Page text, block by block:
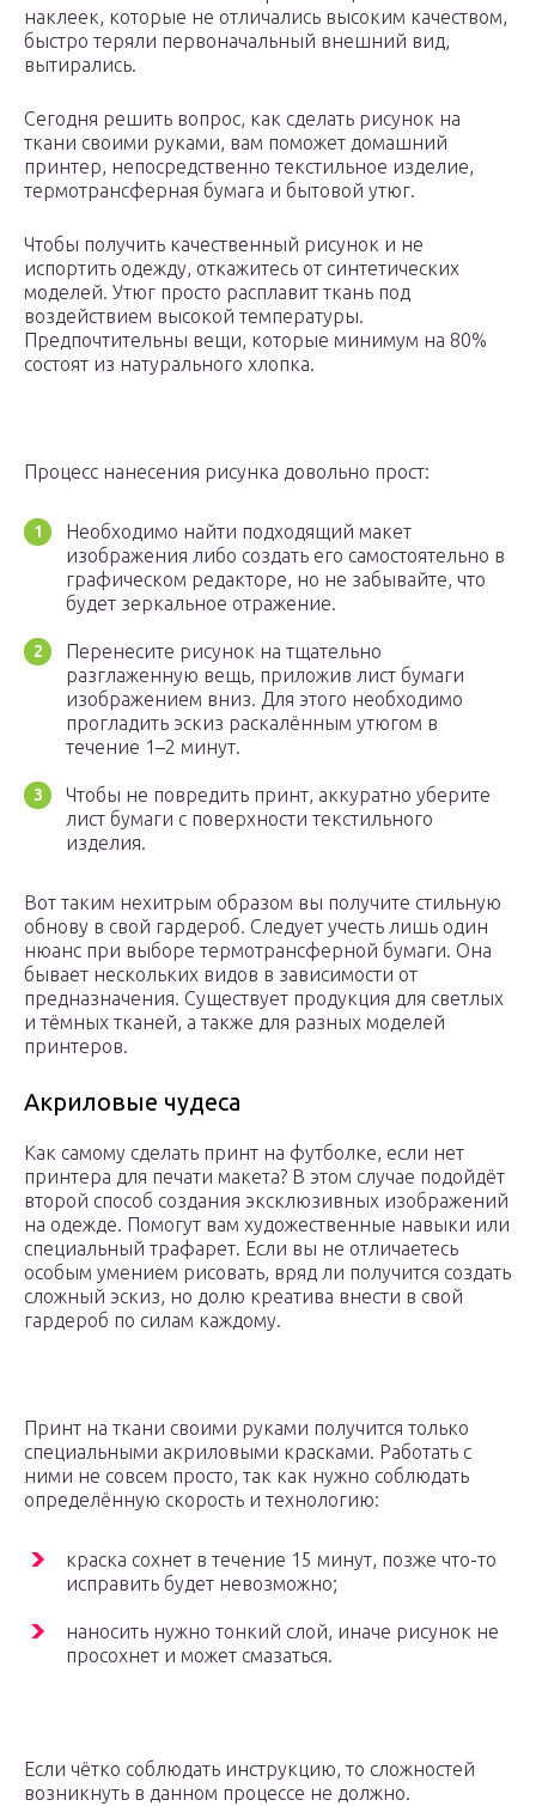
наклеек, которые не отличались высоким качеством,
быстро теряли первоначальный внешний вид,
вытирались.
Сегодня решить вопрос, как сделать рисунок на
ткани своими руками, вам поможет домашний
принтер, непосредственно текстильное изделие,
термотрансферная бумага и бытовой утюг.
Чтобы получить качественный рисунок и не
испортить одежду, откажитесь от синтетических
моделей. Утюг просто расплавит ткань под
воздействием высокой температуры.
Предпочтительны вещи, которые минимум на 80%
состоят из натурального хлопка.
Процесс нанесения рисунка довольно прост:
Необходимо найти подходящий макет
изображения либо создать его самостоятельно в
графическом редакторе, но не забывайте, что
будет зеркальное отражение.
Перенесите рисунок на тщательно
разглаженную вещь, приложив лист бумаги
изображением вниз. Для этого необходимо
прогладить эскиз раскалённым утюгом в
течение 1–2 минут.
Чтобы не повредить принт, аккуратно уберите
лист бумаги с поверхности текстильного
изделия.
Вот таким нехитрым образом вы получите стильную
обнову в свой гардероб. Следует учесть лишь один
нюанс при выборе термотрансферной бумаги. Она
бывает нескольких видов в зависимости от
предназначения. Существует продукция для светлых
и тёмных тканей, а также для разных моделей
принтеров.
Акриловые чудеса
Как самому сделать принт на футболке, если нет
принтера для печати макета? В этом случае подойдёт
второй способ создания эксклюзивных изображений
на одежде. Помогут вам художественные навыки или
специальный трафарет. Если вы не отличаетесь
особым умением рисовать, вряд ли получится создать
сложный эскиз, но долю креатива внести в свой
гардероб по силам каждому.
Принт на ткани своими руками получится только
специальными акриловыми красками. Работать с
ними не совсем просто, так как нужно соблюдать
определённую скорость и технологию:
краска сохнет в течение 15 минут, позже что-то
исправить будет невозможно;
наносить нужно тонкий слой, иначе рисунок не
просохнет и может смазаться.
Если чётко соблюдать инструкцию, то сложностей
возникнуть в данном процессе не должно.